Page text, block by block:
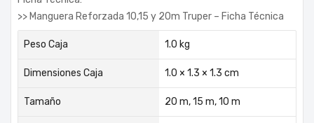
>> Manguera Reforzada 10,15 y 20m Truper – Ficha Técnica
Peso Caja 1.0 kg
Dimensiones Caja 1.0 × 1.3 × 1.3 cm
Tamaño 20 m, 15 m, 10 m